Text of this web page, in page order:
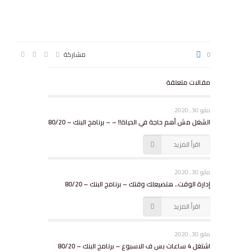
مشاركة 0
مقالات متعلقة
مايو 30, 2020
الشغل مش أهم حاجة في الحياة!! – – برنامج البنك – 80/20
اقرأ المزيد
مايو 30, 2020
إدارة الوقت.. هتضيعلك وقتك – برنامج البنك – 80/20
اقرأ المزيد
مايو 30, 2020
اشتغل 4 ساعات بس ف الاسبوع – برنامج البنك – 80/20